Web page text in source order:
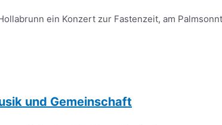
ein Konzert zur Fastenzeit, am
und Gemeinschaft